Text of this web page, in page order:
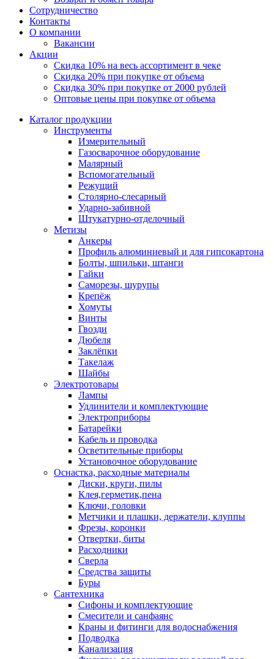
Сотрудничество
Контакты
О компании
Вакансии
Акции
Скидка 10% на весь ассортимент в чеке
Скидка 20% при покупке от объема
Скидка 30% при покупке от 2000 рублей
Оптовые цены при покупке от объема
Каталог продукции
Инструменты
Измерительный
Газосварочное оборудование
Малярный
Вспомогательный
Режущий
Столярно-слесарный
Ударно-забивной
Штукатурно-отделочный
Метизы
Анкеры
Профиль алюминиевый и для гипсокартона
Болты, шпильки, штанги
Гайки
Саморезы, шурупы
Крепёж
Хомуты
Винты
Гвозди
Дюбеля
Заклёпки
Такелаж
Шайбы
Электротовары
Лампы
Удлинители и комплектующие
Электроприборы
Батарейки
Кабель и проводка
Осветительные приборы
Установочное оборудование
Оснастка, расходные материалы
Диски, круги, пилы
Клея,герметик,пена
Ключи, головки
Метчики и плашки, держатели, клуппы
Фрезы, коронки
Отвертки, биты
Расходники
Сверла
Средства защиты
Буры
Сантехника
Сифоны и комплектующие
Смесители и санфаянс
Краны и фитинги для водоснабжения
Подводка
Канализация